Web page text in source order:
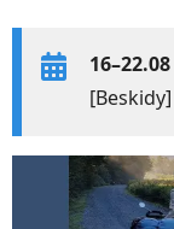
16–22.08
[Beskidy]